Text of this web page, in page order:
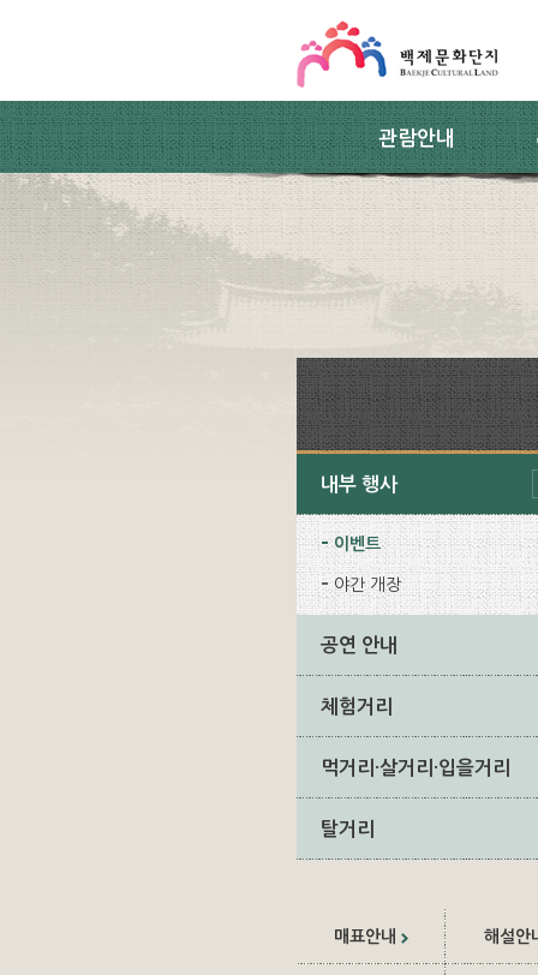
관람안내
내부 행사
이벤트
야간 개장
공연 안내
체험거리
먹거리·살거리·입을거리
탈거리
매표안내 해설안